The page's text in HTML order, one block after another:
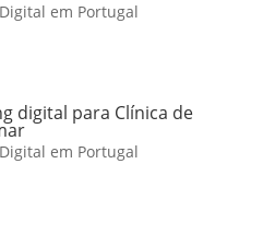
em Portugal
digital para Clínica de
em Portugal